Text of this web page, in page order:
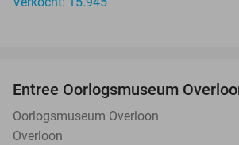
Entree Oorlogsmuseum
Oorlogsmuseum Overloon
Overloon